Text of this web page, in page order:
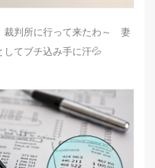
裁判所に行って来たわ～ 妻
てブチ込み手に汗💦